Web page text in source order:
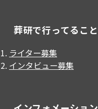
葬研で行ってること
ライター募集
インタビュー募集